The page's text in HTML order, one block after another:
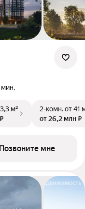
мин.
м²
2-комн.от 41
от 26,2 млн ₽
Позвоните мне